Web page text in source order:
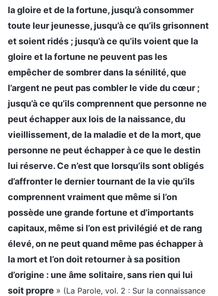
la gloire et de la fortune, jusqu’à consommer
toute leur jeunesse, jusqu’à ce qu’ils grisonnent
et soient ridés ; jusqu’à ce qu’ils voient que la
gloire et la fortune ne peuvent pas les
empêcher de sombrer dans la sénilité, que
l’argent ne peut pas combler le vide du cœur ;
jusqu’à ce qu’ils comprennent que personne ne
peut échapper aux lois de la naissance, du
vieillissement, de la maladie et de la mort, que
personne ne peut échapper à ce que le destin
lui réserve. Ce n’est que lorsqu’ils sont obligés
d’affronter le dernier tournant de la vie qu’ils
comprennent vraiment que même si l’on
possède une grande fortune et d’importants
capitaux, même si l’on est privilégié et de rang
élevé, on ne peut quand même pas échapper à
la mort et l’on doit retourner à sa position
d’origine : une âme solitaire, sans rien qui lui
soit propre » (La Parole, vol. 2 : Sur la connaissance